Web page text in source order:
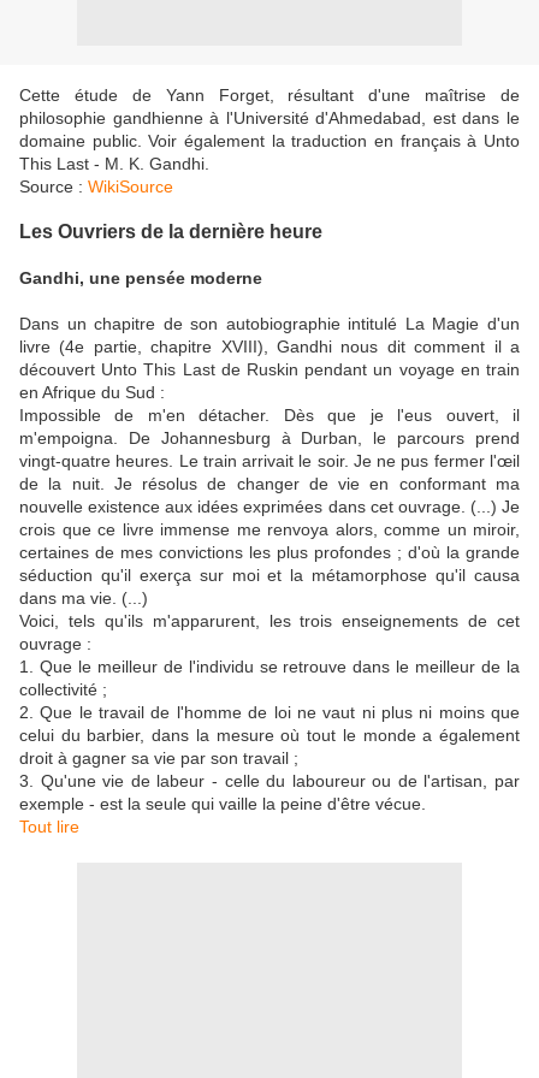
Cette étude de Yann Forget, résultant d'une maîtrise de
philosophie gandhienne à l'Université d'Ahmedabad, est dans le
domaine public. Voir également la traduction en français à Unto
This Last - M. K. Gandhi.
Source : WikiSource
Les Ouvriers de la dernière heure
Gandhi, une pensée moderne
Dans un chapitre de son autobiographie intitulé La Magie d'un
livre (4e partie, chapitre XVIII), Gandhi nous dit comment il a
découvert Unto This Last de Ruskin pendant un voyage en train
en Afrique du Sud :
Impossible de m'en détacher. Dès que je l'eus ouvert, il
m'empoigna. De Johannesburg à Durban, le parcours prend
vingt-quatre heures. Le train arrivait le soir. Je ne pus fermer l'œil
de la nuit. Je résolus de changer de vie en conformant ma
nouvelle existence aux idées exprimées dans cet ouvrage. (...) Je
crois que ce livre immense me renvoya alors, comme un miroir,
certaines de mes convictions les plus profondes ; d'où la grande
séduction qu'il exerça sur moi et la métamorphose qu'il causa
dans ma vie. (...)
Voici, tels qu'ils m'apparurent, les trois enseignements de cet
ouvrage :
1. Que le meilleur de l'individu se retrouve dans le meilleur de la
collectivité ;
2. Que le travail de l'homme de loi ne vaut ni plus ni moins que
celui du barbier, dans la mesure où tout le monde a également
droit à gagner sa vie par son travail ;
3. Qu'une vie de labeur - celle du laboureur ou de l'artisan, par
exemple - est la seule qui vaille la peine d'être vécue.
Tout lire